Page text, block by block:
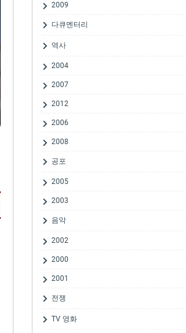
2009
다큐멘터리
역사
2004
2007
2012
2006
2008
공포
2005
2003
음악
2002
2000
2001
전쟁
TV 영화